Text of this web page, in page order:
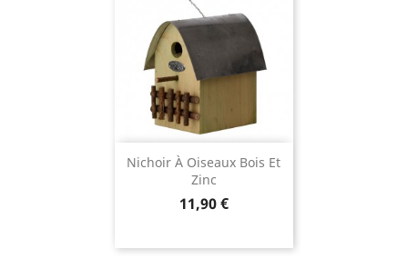
Nichoir À Oiseaux Bois Et
Zinc
Prix
11,90 €